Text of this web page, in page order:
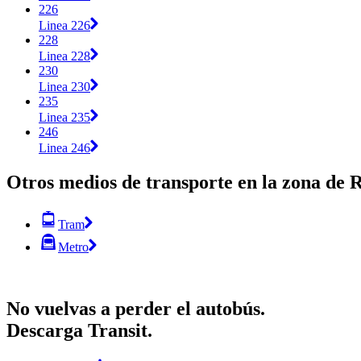
226
Linea 226
228
Linea 228
230
Linea 230
235
Linea 235
246
Linea 246
Otros medios de transporte en la zona de
Tram
Metro
No vuelvas a perder el autobús.
Descarga Transit.